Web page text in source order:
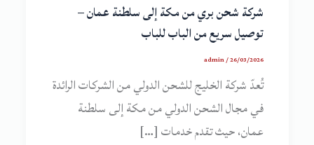
شركة شحن بري من مكة إلى سلطنة عمان –
توصيل سريع من الباب للباب
admin/26/03/2026
تُعدّ شركة الخليج للشحن الدولي من الشركات الرائدة
في مجال الشحن الدولي من مكة إلى سلطنة
عمان، حيث تقدم خدمات […]